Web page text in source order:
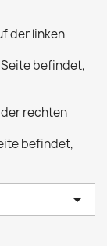
der linken
befindet,
rechten
befindet,
